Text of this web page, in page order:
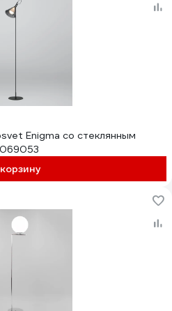
Enigma со стеклянным